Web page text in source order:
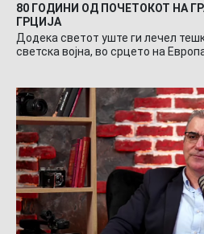
80 ГОДИНИ ОД ПОЧЕТОКОТ НА
ГРЦИЈА
Додека светот уште ги лечел
светска војна, во срцето на